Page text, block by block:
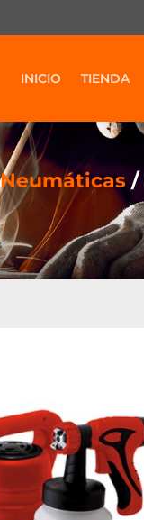
INICIO TIENDA
/